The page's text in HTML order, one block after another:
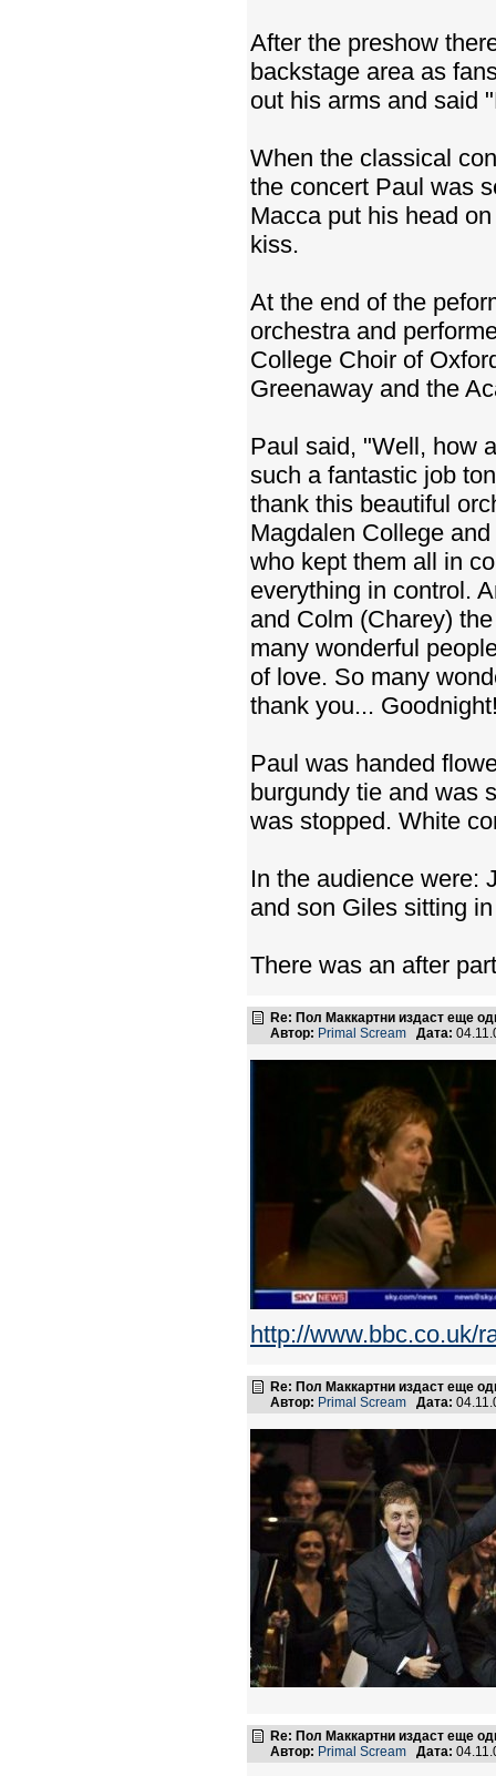
After the preshow
backstage area as
out his arms and said
When the classical
the concert Paul was
Macca put his head
kiss.
At the end of the
orchestra and
College Choir of
Greenaway and the
Paul said, "Well, how
such a fantastic job
thank this beautiful
Magdalen College
who kept them all in
everything in control.
and Colm (Charey)
many wonderful
of love. So many
thank you...
Paul was handed
burgundy tie and was
was stopped. White
In the audience were:
and son Giles sitting
There was an after
Re: Пол Маккартни издаст еще
Автор: Primal Scream Дата:
http://www.bbc.co.uk/
Re: Пол Маккартни издаст еще
Автор: Primal Scream Дата:
Re: Пол Маккартни издаст еще
Автор: Primal Scream Дата: